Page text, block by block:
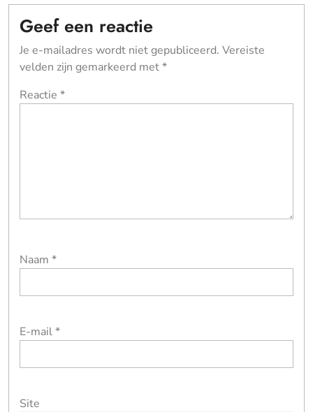
Geef een reactie
Je e-mailadres wordt niet gepubliceerd. Vereiste
velden zijn gemarkeerd met*
Reactie *
Naam *
E-mail*
Site